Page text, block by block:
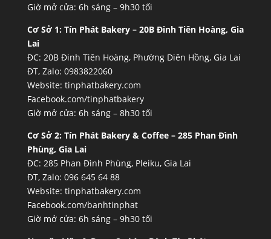
Giờ mở cửa: 6h sáng – 9h30 tối
Cơ Sở 1: Tín Phát Bakery – 20B Đinh Tiên Hoàng, Gia
Lai
ĐC: 20B Đinh Tiên Hoàng, Phường Diên Hồng, Gia Lai
ĐT, Zalo: 0983822060
Website: tinphatbakery.com
Facebook.com/tinphatbakery
Giờ mở cửa: 6h sáng – 8h30 tối
Cơ Sở 2: Tín Phát Bakery & Coffee – 285 Phan Đình
Phùng, Gia Lai
ĐC: 285 Phan Đình Phùng, Pleiku, Gia Lai
ĐT, Zalo: 096 645 64 88
Website: tinphatbakery.com
Facebook.com/banhtinphat
Giờ mở cửa: 6h sáng – 9h30 tối